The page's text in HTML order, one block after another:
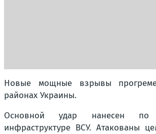
Новые мощные взрывы
районах Украины.
Основной удар нанесен по
инфраструктуре ВСУ. Атакованы